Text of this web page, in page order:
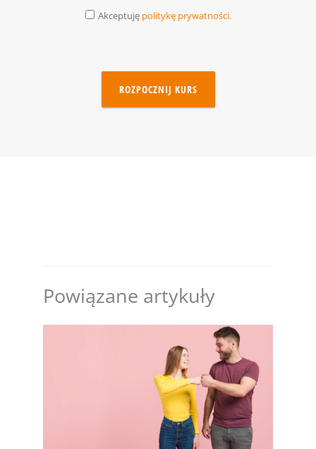
Akceptuję politykę prywatności.
ROZPOCZNIJ KURS
Powiązane artykuły